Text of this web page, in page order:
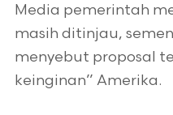
Media pemerintah
masih ditinjau,
menyebut proposal
keinginan” Amerika.